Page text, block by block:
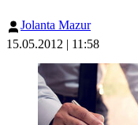
Jolanta Mazur
15.05.2012 | 11:58